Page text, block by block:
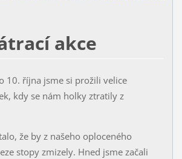
akce
10. října jsme si prožili velice
kdy se nám holky ztratily z
že by z našeho oploceného
stopy zmizely. Hned jsme začali